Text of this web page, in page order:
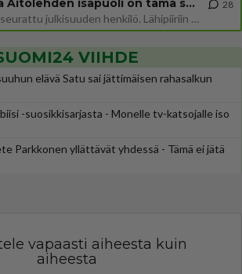
Tiesitkö? Martina Aitolehden isäpuoli on tämä suosittu laulaja
Martina Aitolehti on seurattu julkisuuden henkilö. Lähipiiriin mahtuu muitakin tunnettuja henkilöitä. Tiesitkö, että Ma
28
VIIHDE
elävä Satu sai jättimäisen rahasalkun
-suosikkisarjasta - Monelle tv-katsojalle iso
Parkkonen yllättävät yhdessä - Tämä ei jätä
vapaasti aiheesta kuin
aiheesta